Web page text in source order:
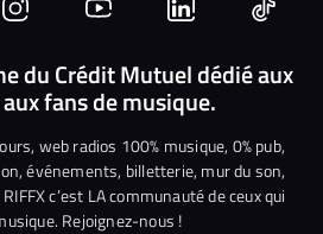
Nous
rejoindre
sur
Instagram
Nous
rejoindre
sur
YouTube
Nous
rejoindre
sur
Linkedin
Nous
du Crédit Mutuel dédié aux
fans de musique.
web radios 100% musique, 0% pub,
événements, billetterie, mur du son,
c’est LA communauté de ceux qui
Rejoignez-nous !